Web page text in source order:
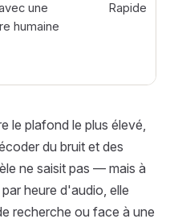
une
humaine
Rapide
le plafond le plus élevé,
du bruit et des
ne saisit pas — mais à
heure d'audio, elle
recherche ou face à une